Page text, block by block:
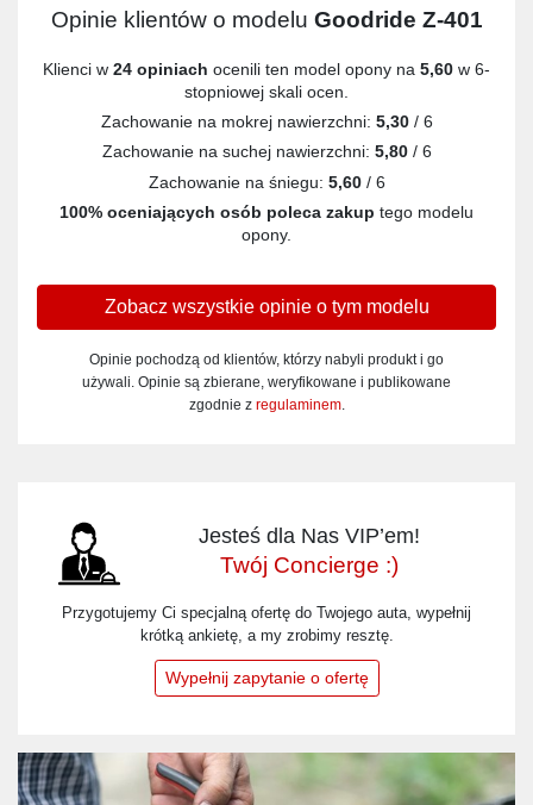
Opinie klientów o modelu Goodride Z-401
Klienci w 24 opiniach ocenili ten model opony na 5,60 w 6-
stopniowej skali ocen.
Zachowanie na mokrej nawierzchni: 5,30/ 6
Zachowanie na suchej nawierzchni: 5,80/ 6
Zachowanie na śniegu: 5,60/ 6
100% oceniających osób poleca zakup tego modelu
opony.
Zobacz wszystkie opinie o tym modelu
Opinie pochodzą od klientów, którzy nabyli produkt i go
używali. Opinie są zbierane, weryfikowane i publikowane
zgodnie z regulaminem.
Jesteś dla Nas VIP’em!
Twój Concierge :)
Przygotujemy Ci specjalną ofertę do Twojego auta, wypełnij
krótką ankietę, a my zrobimy resztę.
Wypełnij zapytanie o ofertę